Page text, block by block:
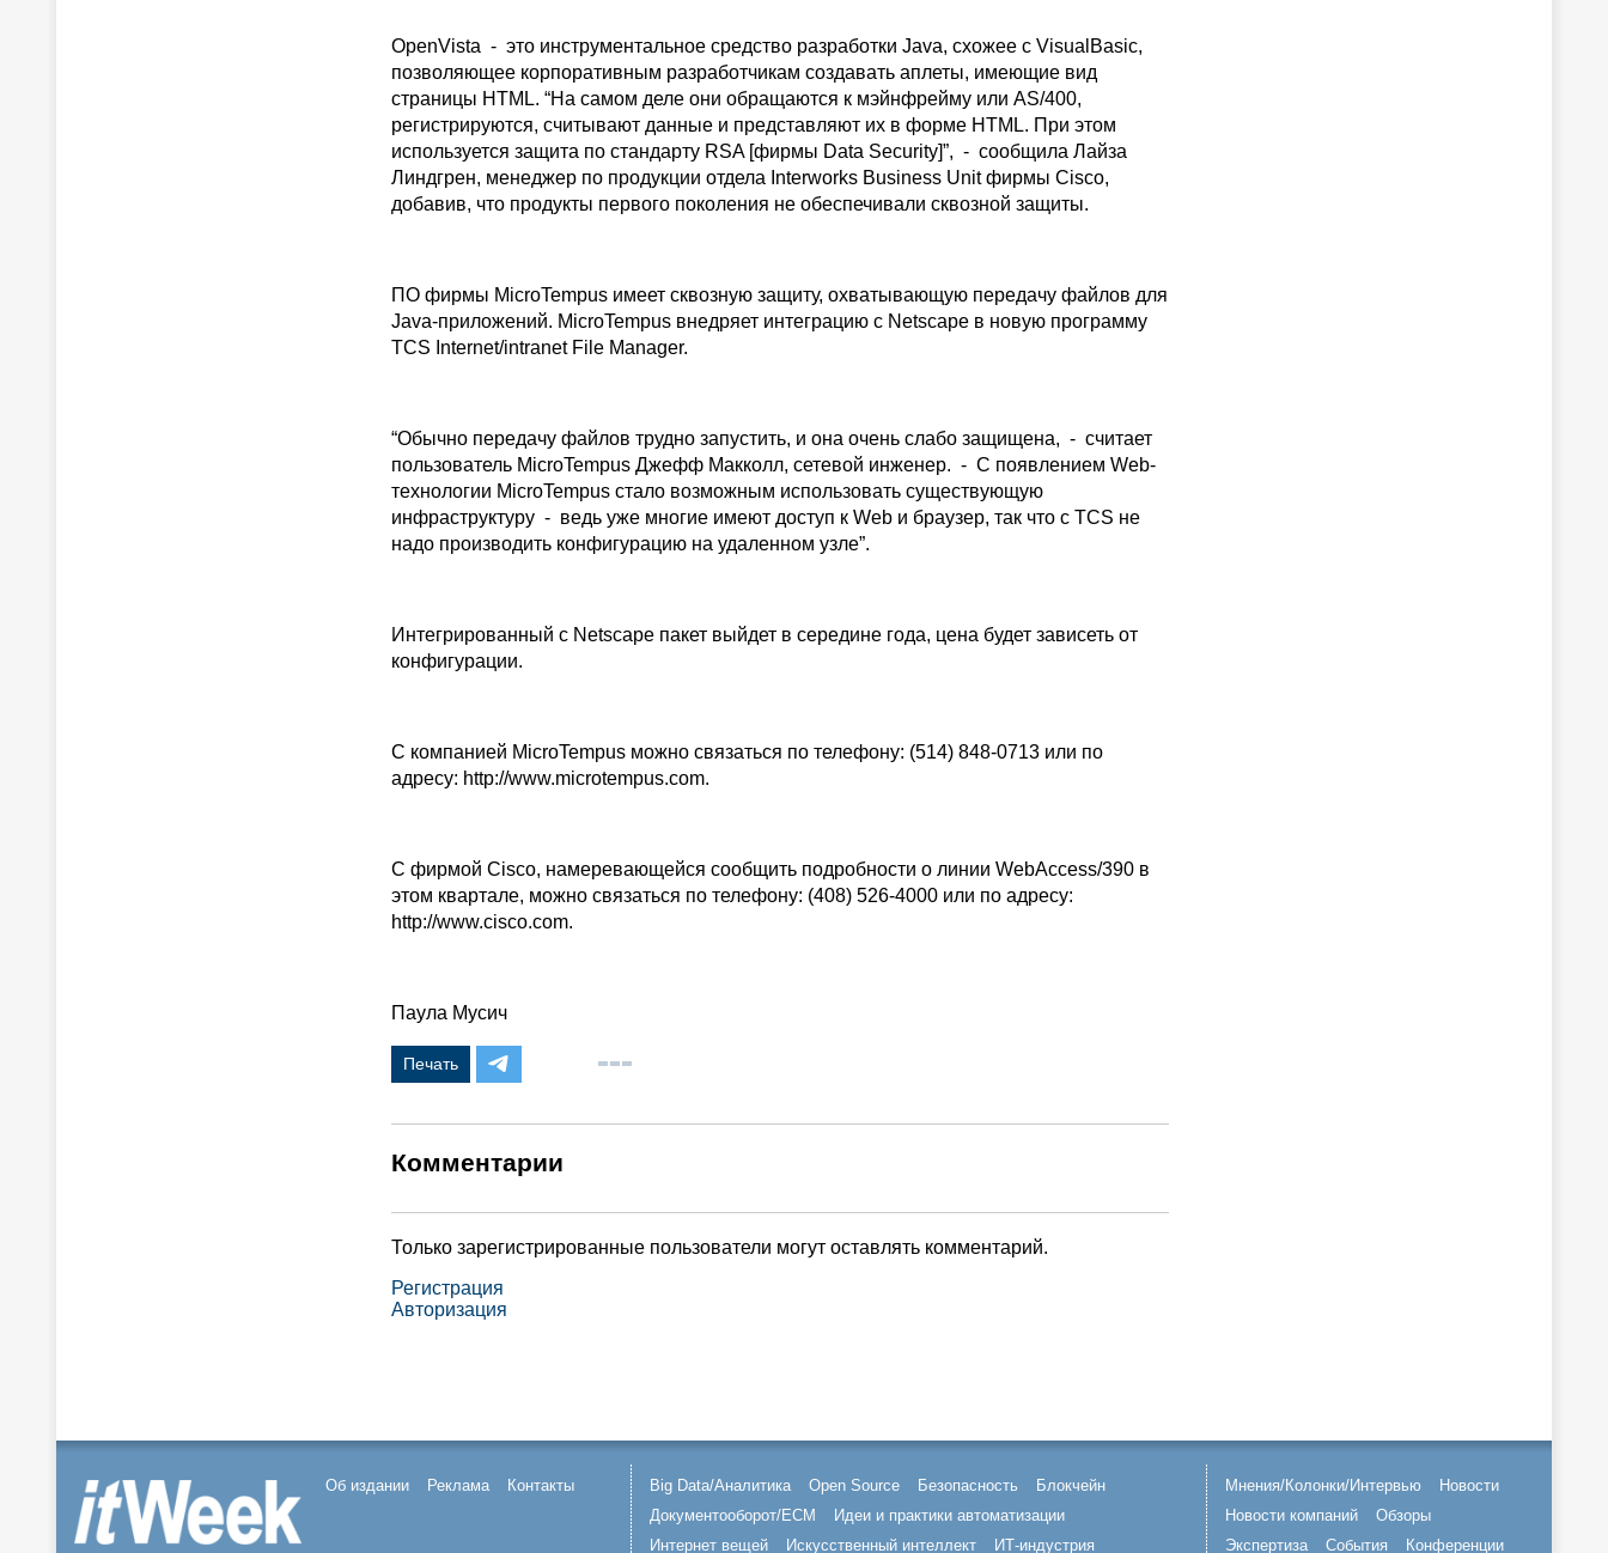
OpenVista - это инструментальное средство разработки Java, схожее с VisualBasic,
позволяющее корпоративным разработчикам создавать аплеты, имеющие вид
страницы HTML. “На самом деле они обращаются к мэйнфрейму или AS/400,
регистрируются, считывают данные и представляют их в форме HTML. При этом
используется защита по стандарту RSA [фирмы Data Security]”, - сообщила Лайза
Линдгрен, менеджер по продукции отдела Interworks Business Unit фирмы Cisco,
добавив, что продукты первого поколения не обеспечивали сквозной защиты.
ПО фирмы MicroTempus имеет сквозную защиту, охватывающую передачу файлов для
Java-приложений. MicroTempus внедряет интеграцию с Netscape в новую программу
TCS Internet/intranet File Manager.
“Обычно передачу файлов трудно запустить, и она очень слабо защищена, - считает
пользователь MicroTempus Джефф Макколл, сетевой инженер. - С появлением Web-
технологии MicroTempus стало возможным использовать существующую
инфраструктуру - ведь уже многие имеют доступ к Web и браузер, так что с TCS не
надо производить конфигурацию на удаленном узле”.
Интегрированный с Netscape пакет выйдет в середине года, цена будет зависеть от
конфигурации.
С компанией MicroTempus можно связаться по телефону: (514) 848-0713 или по
адресу: http://www.microtempus.com.
C фирмой Cisco, намеревающейся сообщить подробности о линии WebAccess/390 в
этом квартале, можно связаться по телефону: (408) 526-4000 или по адресу:
http://www.cisco.com.
Паула Мусич
Печать
Комментарии
Только зарегистрированные пользователи могут оставлять комментарий.
Регистрация
Авторизация
Об издании Реклама Контакты Big Data/Аналитика Open Source Безопасность
Блокчейн
Документооборот/ECM
Идеи и практики автоматизации
Интернет вещей
Искусственный интеллект ИТ-индустрия
Мнения/Колонки/Интервью
Новости
Новости компаний
Обзоры
Экспертиза
События Конференции